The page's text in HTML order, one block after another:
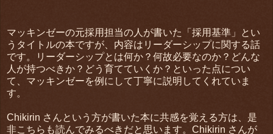
マッキンゼーの元採用担当の人が書いた「採用基準」とい
うタイトルの本ですが、内容はリーダーシップに関する話
です。リーダーシップとは何か？何故必要なのか？どんな
人が持つべきか？どう育てていくか？といった点につい
て、マッキンゼーを例にして丁寧に説明してくれていま
す。
Chikirin さんという方が書いた本に共感を覚える方は、是
非こちらも読んでみるべきだと思います。Chikirin さんが